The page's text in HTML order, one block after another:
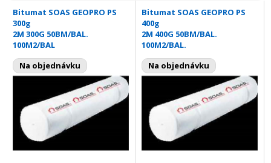
Bitumat SOAS GEOPRO PS
300g
2M 300G 50BM/BAL.
100M2/BAL
Na objednávku
Bitumat SOAS GEOPRO PS
400g
2M 400G 50BM/BAL.
100M2/BAL.
Na objednávku